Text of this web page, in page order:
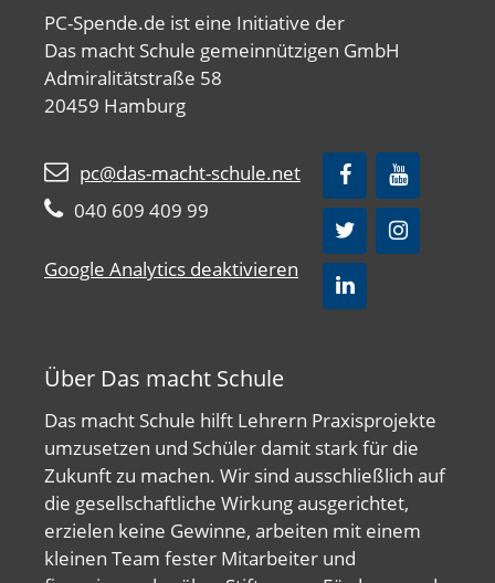
PC-Spende.de ist eine Initiative der
Das macht Schule gemeinnützigen GmbH
Admiralitätstraße 58
20459 Hamburg
pc@das-macht-schule.net
040 609 409 99
Google Analytics deaktivieren
Über Das macht Schule
Das macht Schule hilft Lehrern Praxisprojekte
umzusetzen und Schüler damit stark für die
Zukunft zu machen. Wir sind ausschließlich auf
die gesellschaftliche Wirkung ausgerichtet,
erzielen keine Gewinne, arbeiten mit einem
kleinen Team fester Mitarbeiter und